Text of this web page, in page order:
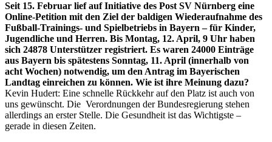
Seit 15. Februar lief auf Initiative des Post SV Nürnberg eine
Online-Petition mit den Ziel der baldigen Wiederaufnahme des
Fußball-Trainings- und Spielbetriebs in Bayern – für Kinder,
Jugendliche und Herren. Bis Montag, 12. April, 9 Uhr haben
sich 24878 Unterstützer registriert. Es waren 24000 Einträge
aus Bayern bis spätestens Sonntag, 11. April (innerhalb von
acht Wochen) notwendig, um den Antrag im Bayerischen
Landtag einreichen zu können. Wie ist ihre Meinung dazu?
Kevin Hudert: Eine schnelle Rückkehr auf den Platz ist auch von
uns gewünscht. Die Verordnungen der Bundesregierung stehen
allerdings an erster Stelle. Die Gesundheit ist das Wichtigste –
gerade in diesen Zeiten.